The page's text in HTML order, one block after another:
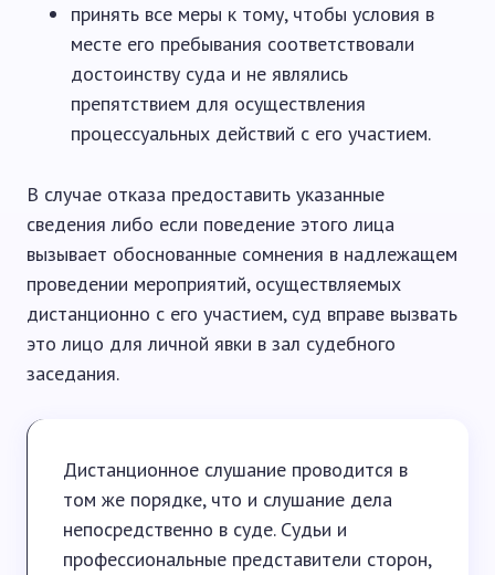
принять все меры к тому, чтобы условия в
месте его пребывания соответствовали
достоинству суда и не являлись
препятствием для осуществления
процессуальных действий с его участием.
В случае отказа предоставить указанные
сведения либо если поведение этого лица
вызывает обоснованные сомнения в надлежащем
проведении мероприятий, осуществляемых
дистанционно с его участием, суд вправе вызвать
это лицо для личной явки в зал судебного
заседания.
Дистанционное слушание проводится в
том же порядке, что и слушание дела
непосредственно в суде. Судьи и
профессиональные представители сторон,